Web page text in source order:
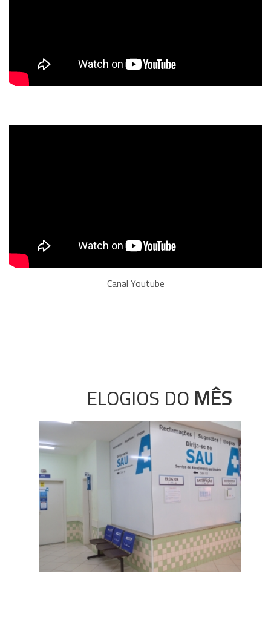
Canal Youtube
ELOGIOS DO MÊS